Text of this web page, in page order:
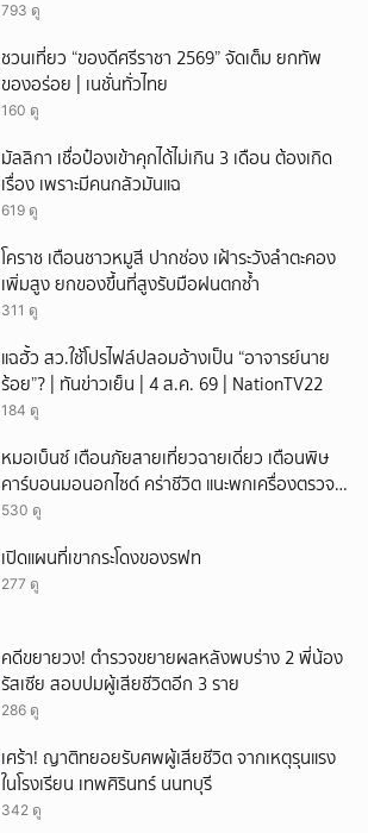
793 ดู
ชวนเที่ยว “ของดีศรีราชา 2569” จัดเต็ม ยกทัพ
ของอร่อย | เนชั่นทั่วไทย
160 ดู
มัลลิกา เชื่อป๋องเข้าคุกได้ไม่เกิน 3 เดือน ต้องเกิด
เรื่อง เพราะมีคนกลัวมันแฉ
619 ดู
โคราช เตือนชาวหมูสี ปากช่อง เฝ้าระวังลำตะคอง
เพิ่มสูง ยกของขึ้นที่สูงรับมือฝนตกซ้ำ
311 ดู
แฉฮั้ว สว.ใช้โปรไฟล์ปลอมอ้างเป็น “อาจารย์นาย
ร้อย”? | ทันข่าวเย็น | 4 ส.ค. 69 | NationTV22
184 ดู
หมอเบ็นซ์ เตือนภัยสายเที่ยวฉายเดี่ยว เตือนพิษ
คาร์บอนมอนอกไซด์ คร่าชีวิต แนะพกเครื่องตรวจ
วัดติดตัว
530 ดู
เปิดแผนที่เขากระโดงของรฟท
277 ดู
คดีขยายวง! ตำรวจขยายผลหลังพบร่าง 2 พี่น้อง
รัสเซีย สอบปมผู้เสียชีวิตอีก 3 ราย
286 ดู
เศร้า! ญาติทยอยรับศพผู้เสียชีวิต จากเหตุรุนแรง
ในโรงเรียน เทพศิรินทร์ นนทบุรี
342 ดู